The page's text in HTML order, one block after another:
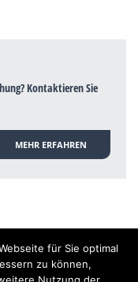
Kontaktieren Sie
MEHR ERFAHREN
zwischen
ist es von der
für Sie optimal
zu können,